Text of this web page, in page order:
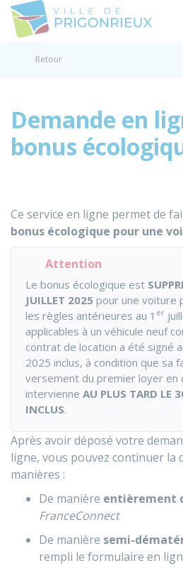
Retour
Demande en
bonus
Ce service en ligne permet de
bonus écologique pour une
Attention
Le bonus écologique est
JUILLET 2025 pour une voiture
les règles antérieures au 1 er
applicables à un véhicule neuf
contrat de location a été signé
2025 inclus, à condition que sa
versement du premier loyer en
intervienne AU PLUS TARD LE
INCLUS.
Après avoir déposé votre
ligne, vous pouvez continuer la
manières :
De manière entièrement
FranceConnect
De manière semi-
rempli le formulaire en